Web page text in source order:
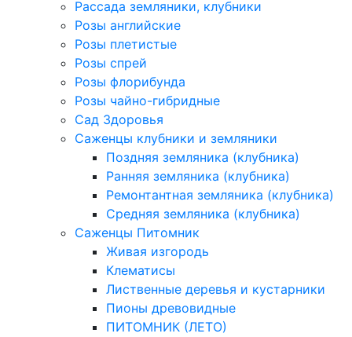
Рассада земляники, клубники
Розы английские
Розы плетистые
Розы спрей
Розы флорибунда
Розы чайно-гибридные
Сад Здоровья
Саженцы клубники и земляники
Поздняя земляника (клубника)
Ранняя земляника (клубника)
Ремонтантная земляника (клубника)
Средняя земляника (клубника)
Саженцы Питомник
Живая изгородь
Клематисы
Лиственные деревья и кустарники
Пионы древовидные
ПИТОМНИК (ЛЕТО)